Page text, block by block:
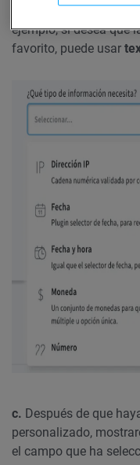
hora, sexo, dirección
ejemplo, si desea que
favorito, puede usar
c. Después de que
personalizado,
el campo que ha